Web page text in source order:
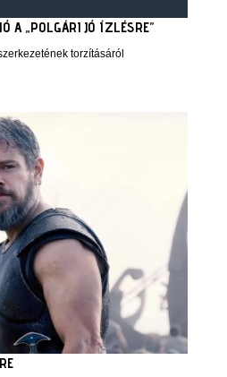
A „POLGÁRI JÓ ÍZLÉSRE”
torzításáról